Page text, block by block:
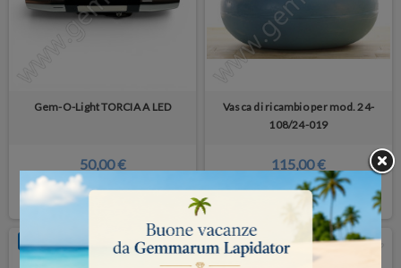
Gem-O-Light TORCIA A LED
50,00 €
COMPRA
Vasca di ricambio per mod. 24-
108/24-019
115,00 €
COMPRA
NUOVO PRODOTTO NUOVO PRODOTTO